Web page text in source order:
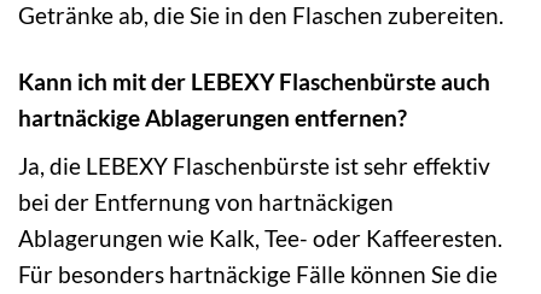
Getränke ab, die Sie in den Flaschen zubereiten.
Kann ich mit der LEBEXY Flaschenbürste auch
hartnäckige Ablagerungen entfernen?
Ja, die LEBEXY Flaschenbürste ist sehr effektiv
bei der Entfernung von hartnäckigen
Ablagerungen wie Kalk, Tee- oder Kaffeeresten.
Für besonders hartnäckige Fälle können Sie die